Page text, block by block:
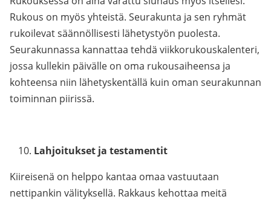
Rukous on myös yhteistä. Seurakunta ja sen ryhmät
rukoilevat säännöllisesti lähetystyön puolesta.
Seurakunnassa kannattaa tehdä viikkorukouskalenteri,
jossa kullekin päivälle on oma rukousaiheensa ja
kohteensa niin lähetyskentällä kuin oman seurakunnan
toiminnan piirissä.
Lahjoitukset ja testamentit
Kiireisenä on helppo kantaa omaa vastuutaan
nettipankin välityksellä. Rakkaus kehottaa meitä